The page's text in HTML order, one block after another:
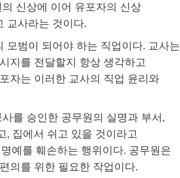
신상에 이어 유포자의 신상
교사라는 것이다.
모범이 되어야 하는 직업이다. 교사는
지를 전달할지 항상 생각하고
자는 이러한 교사의 직업 윤리와
를 승인한 공무원의 실명과 부서,
, 집에서 쉬고 있을 것이라고
예를 훼손하는 행위이다. 공무원은
의를 위한 필요한 작업이다.